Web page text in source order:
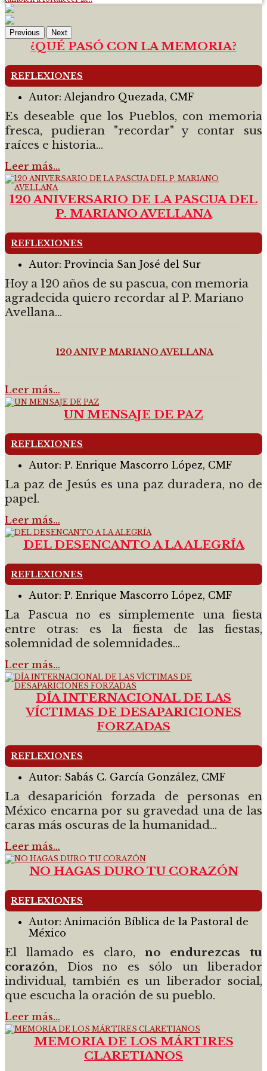
Previous Next
¿QUÉ PASÓ CON LA MEMORIA?
REFLEXIONES
Autor: Alejandro Quezada, CMF
Es deseable que los Pueblos, con memoria
fresca, pudieran "recordar" y contar sus
raíces e historia...
Leer más…
120 ANIVERSARIO DE LA PASCUA DEL
P. MARIANO AVELLANA
REFLEXIONES
Autor: Provincia San José del Sur
Hoy a 120 años de su pascua, con memoria
agradecida quiero recordar al P. Mariano
Avellana...
120 ANIV P MARIANO AVELLANA
Leer más…
UN MENSAJE DE PAZ
REFLEXIONES
Autor: P. Enrique Mascorro López, CMF
La paz de Jesús es una paz duradera, no de
papel.
Leer más…
DEL DESENCANTO A LA ALEGRÍA
REFLEXIONES
Autor: P. Enrique Mascorro López, CMF
La Pascua no es simplemente una fiesta
entre otras: es la fiesta de las fiestas,
solemnidad de solemnidades...
Leer más…
DÍA INTERNACIONAL DE LAS
VÍCTIMAS DE DESAPARICIONES
FORZADAS
REFLEXIONES
Autor: Sabás C. García González, CMF
La desaparición forzada de personas en
México encarna por su gravedad una de las
caras más oscuras de la humanidad...
Leer más…
NO HAGAS DURO TU CORAZÓN
REFLEXIONES
Autor: Animación Bíblica de la Pastoral de
México
El llamado es claro, no endurezcas tu
corazón, Dios no es sólo un liberador
individual, también es un liberador social,
que escucha la oración de su pueblo.
Leer más…
MEMORIA DE LOS MÁRTIRES
CLARETIANOS